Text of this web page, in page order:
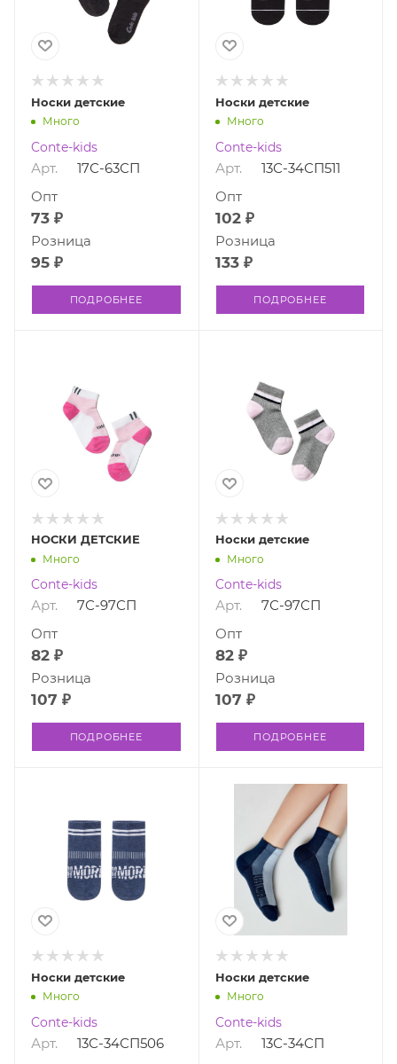
Носки детские
Много
Conte-kids
Арт. 17С-63СП
73 ₽
Опт
95 ₽
Розница
ПОДРОБНЕЕ
Носки детские
Много
Conte-kids
Арт. 13С-34СП511
102 ₽
Опт
133 ₽
Розница
ПОДРОБНЕЕ
НОСКИ ДЕТСКИЕ
Много
Conte-kids
Арт. 7С-97СП
82 ₽
Опт
107 ₽
Розница
ПОДРОБНЕЕ
Носки детские
Много
Conte-kids
Арт. 7С-97СП
82 ₽
Опт
107 ₽
Розница
ПОДРОБНЕЕ
Носки детские
Много
Conte-kids
Арт.
13С-34СП506
Носки детские
Много
Conte-kids
Арт.
13С-34СП